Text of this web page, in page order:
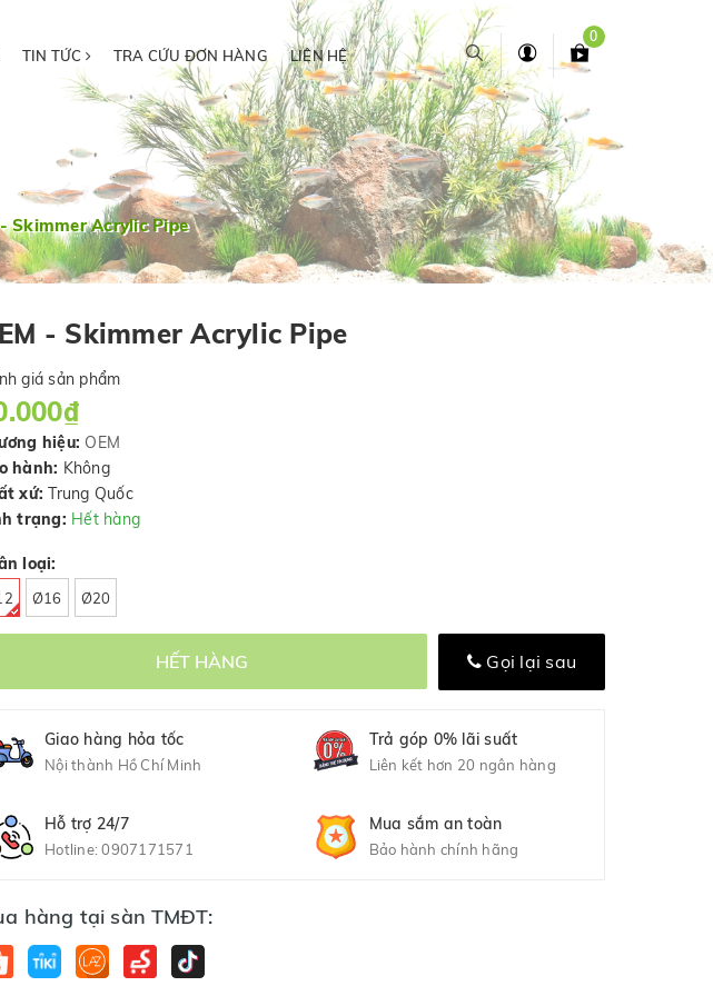
TIN TỨC TRA CỨU ĐƠN HÀNG LIÊN HỆ
0
Skimmer Acrylic Pipe
- Skimmer Acrylic Pipe
giá sản phẩm
hiệu: OEM
hành: Không
xứ: Trung Quốc
trạng: Hết hàng
loại:
Ø16 Ø20
HẾT HÀNG Gọi lại sau
Giao hàng hỏa tốc
Nội thành Hồ Chí Minh
Trả góp 0% lãi suất
Liên kết hơn 20 ngân hàng
Hỗ trợ 24/7
Hotline:0907171571
Mua sắm an toàn
Bảo hành chính hãng
hàng tại sàn TMĐT: